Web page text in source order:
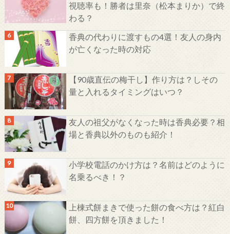
視聴率も！勝者は里奈（松本まりか）で終
わる？
香典の代わりに渡すもの4選！友人の身内
が亡くなった時の対応
【90歳直伝の梅干し】作り方は？しその
量と入れるタイミングはいつ？
友人の祖父がなくなった時は香典必要？相
場と香典以外のものも紹介！
小学校電話のかけ方は？名前はどのように
名乗るべき！？
上棟式餅まきで使った餅の食べ方は？紅白
餅、四方餅を頂きました！